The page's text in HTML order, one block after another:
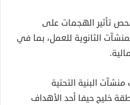
تأثير الهجمات على
الثانوية للعمل، بما في
البنية التحتية
خليج حيفا أحد الأهداف